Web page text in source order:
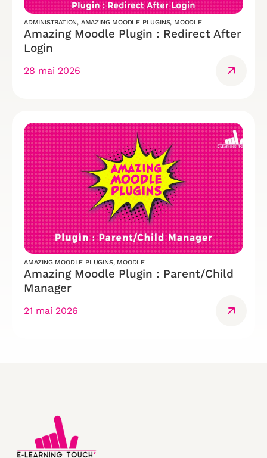
ADMINISTRATION, AMAZING MOODLE PLUGINS, MOODLE
Amazing Moodle Plugin : Redirect After
Login
28 mai 2026
AMAZING MOODLE PLUGINS, MOODLE
Amazing Moodle Plugin : Parent/Child
Manager
21 mai 2026